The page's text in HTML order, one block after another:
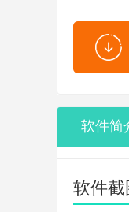
软件简
软件截